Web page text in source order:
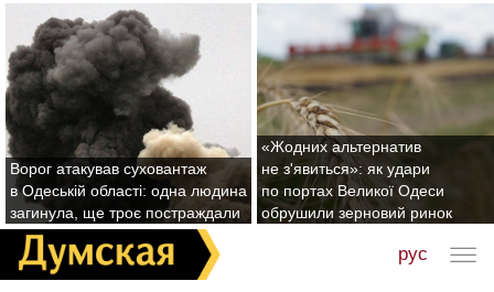
Ворог атакував суховантаж
в Одеській області: одна людина
загинула, ще троє постраждали
«Жодних альтернатив
не з'явиться»: як удари
по портах Великої Одеси
обрушили зерновий ринок
рус